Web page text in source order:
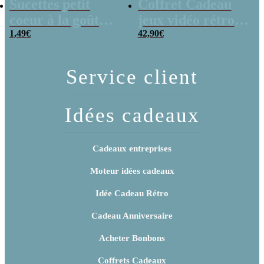
cerise x5
1,49€
(avec sa console de
42,90€
Service client
Idées cadeaux
Cadeaux entreprises
Moteur idées cadeaux
Idée Cadeau Rétro
Cadeau Anniversaire
Acheter Bonbons
Coffrets Cadeaux